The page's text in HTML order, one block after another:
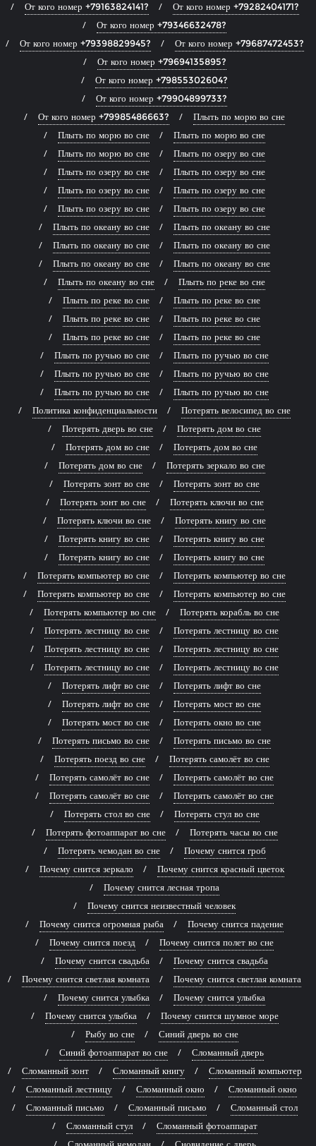
От кого номер +79163824141?
От кого номер +79282404171?
От кого номер +79346632478?
От кого номер +79398829945?
От кого номер +79687472453?
От кого номер +79694135895?
От кого номер +79855302604?
От кого номер +79904899733?
От кого номер +79985486663?
Плыть по морю во сне
Плыть по морю во сне
Плыть по морю во сне
Плыть по морю во сне
Плыть по озеру во сне
Плыть по озеру во сне
Плыть по озеру во сне
Плыть по озеру во сне
Плыть по озеру во сне
Плыть по озеру во сне
Плыть по озеру во сне
Плыть по океану во сне
Плыть по океану во сне
Плыть по океану во сне
Плыть по океану во сне
Плыть по океану во сне
Плыть по океану во сне
Плыть по океану во сне
Плыть по реке во сне
Плыть по реке во сне
Плыть по реке во сне
Плыть по реке во сне
Плыть по реке во сне
Плыть по реке во сне
Плыть по реке во сне
Плыть по ручью во сне
Плыть по ручью во сне
Плыть по ручью во сне
Плыть по ручью во сне
Плыть по ручью во сне
Плыть по ручью во сне
Политика конфиденциальности
Потерять велосипед во сне
Потерять дверь во сне
Потерять дом во сне
Потерять дом во сне
Потерять дом во сне
Потерять дом во сне
Потерять зеркало во сне
Потерять зонт во сне
Потерять зонт во сне
Потерять зонт во сне
Потерять ключи во сне
Потерять ключи во сне
Потерять книгу во сне
Потерять книгу во сне
Потерять книгу во сне
Потерять книгу во сне
Потерять книгу во сне
Потерять компьютер во сне
Потерять компьютер во сне
Потерять компьютер во сне
Потерять компьютер во сне
Потерять компьютер во сне
Потерять корабль во сне
Потерять лестницу во сне
Потерять лестницу во сне
Потерять лестницу во сне
Потерять лестницу во сне
Потерять лестницу во сне
Потерять лестницу во сне
Потерять лифт во сне
Потерять лифт во сне
Потерять лифт во сне
Потерять мост во сне
Потерять мост во сне
Потерять окно во сне
Потерять письмо во сне
Потерять письмо во сне
Потерять поезд во сне
Потерять самолёт во сне
Потерять самолёт во сне
Потерять самолёт во сне
Потерять самолёт во сне
Потерять самолёт во сне
Потерять стол во сне
Потерять стул во сне
Потерять фотоаппарат во сне
Потерять часы во сне
Потерять чемодан во сне
Почему снится гроб
Почему снится зеркало
Почему снится красный цветок
Почему снится лесная тропа
Почему снится неизвестный человек
Почему снится огромная рыба
Почему снится падение
Почему снится поезд
Почему снится полет во сне
Почему снится свадьба
Почему снится свадьба
Почему снится светлая комната
Почему снится светлая комната
Почему снится улыбка
Почему снится улыбка
Почему снится улыбка
Почему снится шумное море
Рыбу во сне
Синий дверь во сне
Синий фотоаппарат во сне
Сломанный дверь
Сломанный зонт
Сломанный книгу
Сломанный компьютер
Сломанный лестницу
Сломанный окно
Сломанный окно
Сломанный письмо
Сломанный письмо
Сломанный стол
Сломанный стул
Сломанный фотоаппарат